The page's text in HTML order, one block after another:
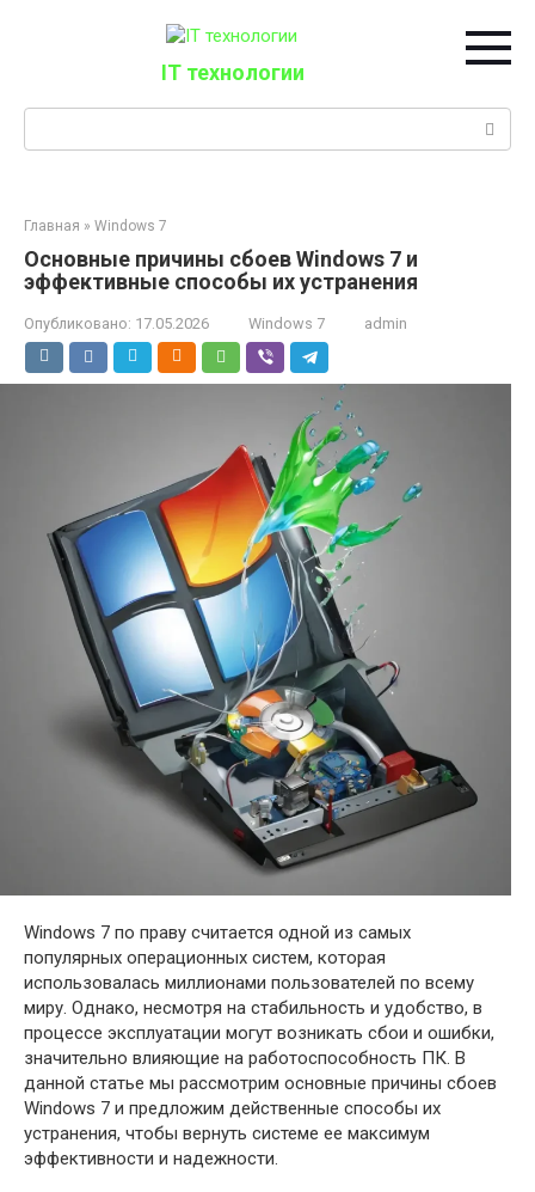
IT технологии
Главная » Windows 7
Основные причины сбоев Windows 7 и
эффективные способы их устранения
Опубликовано: 17.05.2026 Windows 7 admin
Windows 7 по праву считается одной из самых
популярных операционных систем, которая
использовалась миллионами пользователей по всему
миру. Однако, несмотря на стабильность и удобство, в
процессе эксплуатации могут возникать сбои и ошибки,
значительно влияющие на работоспособность ПК. В
данной статье мы рассмотрим основные причины сбоев
Windows 7 и предложим действенные способы их
устранения, чтобы вернуть системе ее максимум
эффективности и надежности.